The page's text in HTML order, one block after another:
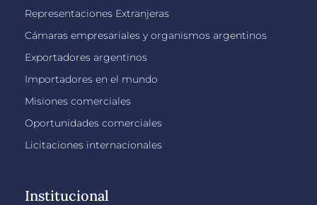
Representaciones Extranjeras
Cámaras empresariales y organismos argentinos
Exportadores argentinos
Importadores en el mundo
Misiones comerciales
Oportunidades comerciales
Licitaciones internacionales
Institucional